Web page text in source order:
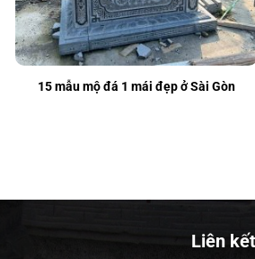
15 mẫu mộ đá 1 mái đẹp ở Sài Gòn
Liên